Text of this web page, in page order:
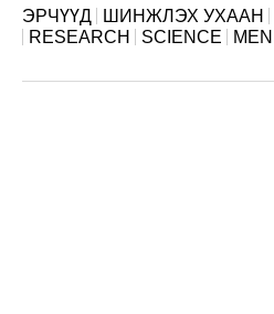
ЭРЧҮҮД ШИНЖЛЭХ УХААН
RESEARCH
SCIENCE MEN